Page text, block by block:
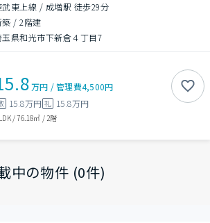
武東上線 / 成増駅 徒歩29分
築 /2階建
玉県和光市下新倉４丁目7
万円 /管理費4,500円
15.8万円 礼 15.8万円
/76.18㎡ / 2階
中の物件 (0件)